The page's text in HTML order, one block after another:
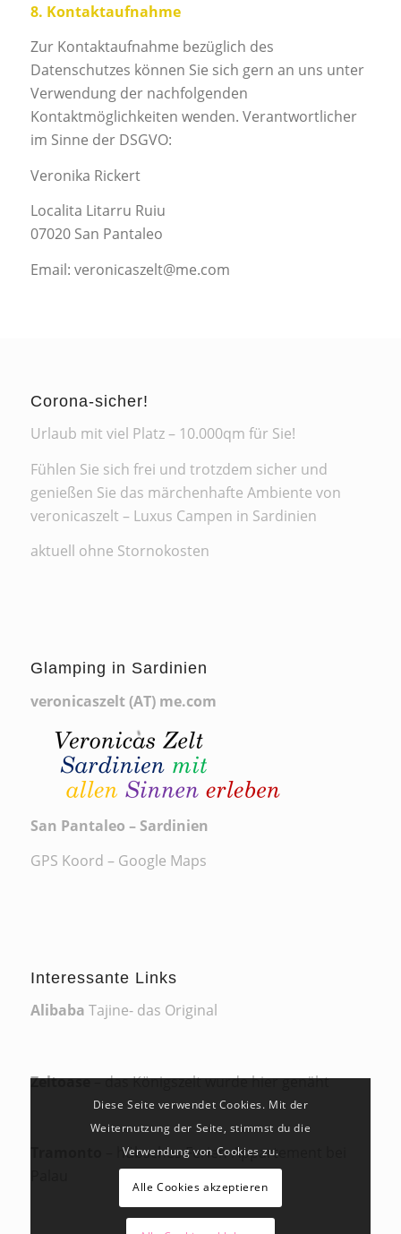
8. Kontaktaufnahme
Zur Kontaktaufnahme bezüglich des
Datenschutzes können Sie sich gern an uns unter
Verwendung der nachfolgenden
Kontaktmöglichkeiten wenden. Verantwortlicher
im Sinne der DSGVO:
Veronika Rickert
Localita Litarru Ruiu
07020 San Pantaleo
Email: veronicaszelt@me.com
Corona-sicher!
Urlaub mit viel Platz – 10.000qm für Sie!
Fühlen Sie sich frei und trotzdem sicher und
genießen Sie das märchenhafte Ambiente von
veronicaszelt – Luxus Campen in Sardinien
aktuell ohne Stornokosten
Glamping in Sardinien
veronicaszelt (AT) me.com
San Pantaleo – Sardinien
GPS Koord – Google Maps
Interessante Links
Alibaba Tajine- das Original
Zeltoase– das Königszelt wurde hier genäht
– hübsches Ferien-Appartement bei
Diese Seite verwendet Cookies. Mit der
Weiternutzung der Seite, stimmst du die
Verwendung von Cookies zu.
Alle Cookies akzeptieren